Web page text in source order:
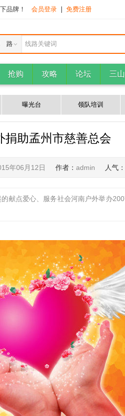
品牌！ 会员登录 免费注册
线路关键词
路
抢购 攻略 论坛 三
曝光台 领队培训
捐助孟州市慈善总会
年06月12日 作者： admin 人气：
献点爱心、服务社会河南户外举办